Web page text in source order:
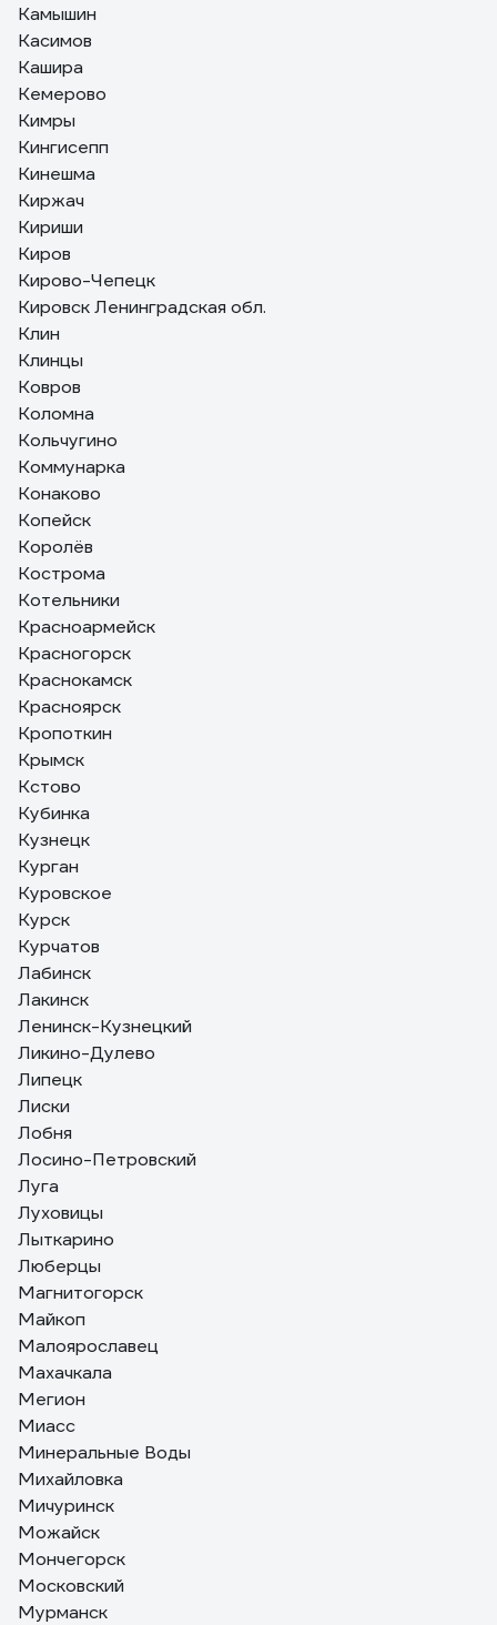
Камышин
Касимов
Кашира
Кемерово
Кимры
Кингисепп
Кинешма
Киржач
Кириши
Киров
Кирово-Чепецк
Кировск Ленинградская обл.
Клин
Клинцы
Ковров
Коломна
Кольчугино
Коммунарка
Конаково
Копейск
Королёв
Кострома
Котельники
Красноармейск
Красногорск
Краснокамск
Красноярск
Кропоткин
Крымск
Кстово
Кубинка
Кузнецк
Курган
Куровское
Курск
Курчатов
Лабинск
Лакинск
Ленинск-Кузнецкий
Ликино-Дулево
Липецк
Лиски
Лобня
Лосино-Петровский
Луга
Луховицы
Лыткарино
Люберцы
Магнитогорск
Майкоп
Малоярославец
Махачкала
Мегион
Миасс
Минеральные Воды
Михайловка
Мичуринск
Можайск
Мончегорск
Московский
Мурманск